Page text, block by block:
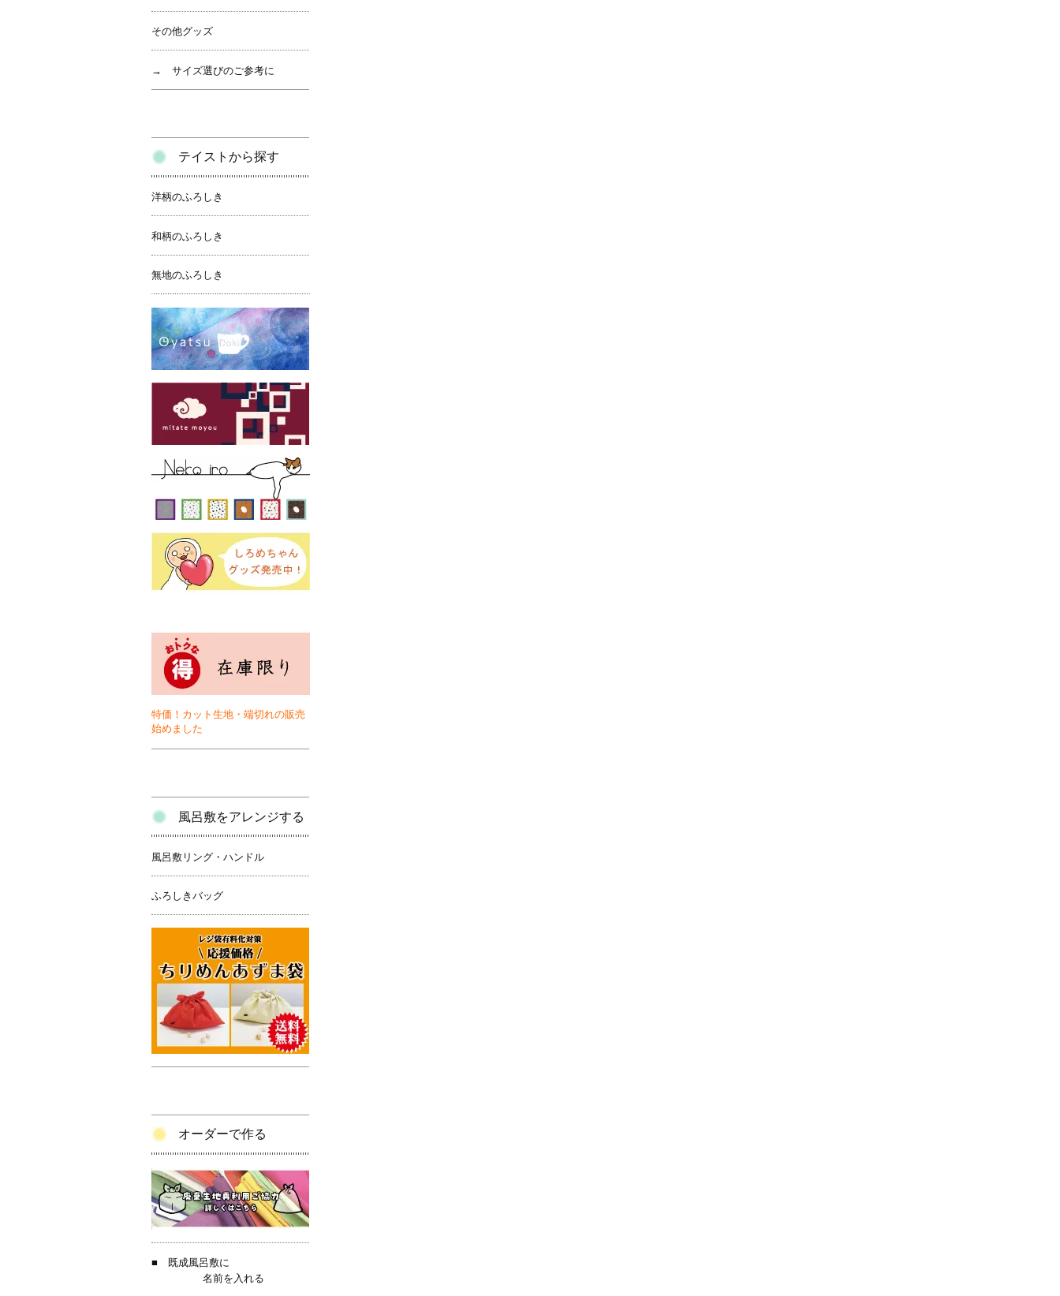
その他グッズ
→ サイズ選びのご参考に
テイストから探す
洋柄のふろしき
和柄のふろしき
無地のふろしき
特価！カット生地・端切れの販売
始めました
風呂敷をアレンジする
風呂敷リング・ハンドル
ふろしきバッグ
オーダーで作る
■ 既成風呂敷に
名前を入れる